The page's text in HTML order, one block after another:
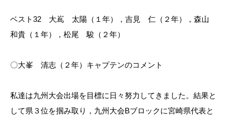
ベスト32 大嶌 太陽（１年），吉見 仁（２年），森山
和貴（１年），松尾 駿（２年）
〇大峯 清志（２年）キャプテンのコメント
私達は九州大会出場を目標に日々努力してきました。結果と
して県３位を掴み取り，九州大会Bブロックに宮崎県代表と